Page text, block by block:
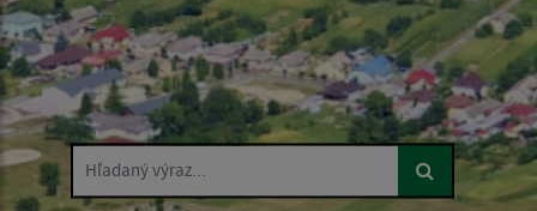
Hľadaný výraz...